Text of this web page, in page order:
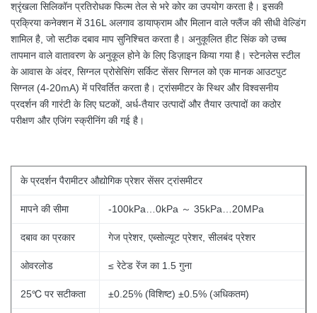
श्रृंखला सिलिकॉन प्रतिरोधक फिल्म तेल से भरे कोर का उपयोग करता है। इसकी
प्रक्रिया कनेक्शन में 316L अलगाव डायाफ्राम और मिलान वाले फ्लैंज की सीधी वेल्डिंग
शामिल है, जो सटीक दबाव माप सुनिश्चित करता है। अनुकूलित हीट सिंक को उच्च
तापमान वाले वातावरण के अनुकूल होने के लिए डिज़ाइन किया गया है। स्टेनलेस स्टील
के आवास के अंदर, सिग्नल प्रोसेसिंग सर्किट सेंसर सिग्नल को एक मानक आउटपुट
सिग्नल (4-20mA) में परिवर्तित करता है। ट्रांसमीटर के स्थिर और विश्वसनीय
प्रदर्शन की गारंटी के लिए घटकों, अर्ध-तैयार उत्पादों और तैयार उत्पादों का कठोर
परीक्षण और एजिंग स्क्रीनिंग की गई है।
के प्रदर्शन पैरामीटरऔद्योगिक प्रेशर सेंसर ट्रांसमीटर
मापने की सीमा -100kPa…0kPa ～ 35kPa…20MPa
दबाव का प्रकार गेज प्रेशर, एब्सोल्यूट प्रेशर, सीलबंद प्रेशर
ओवरलोड ≤ रेटेड रेंज का 1.5 गुना
25℃ पर सटीकता ±0.25% (विशिष्ट) ±0.5% (अधिकतम)